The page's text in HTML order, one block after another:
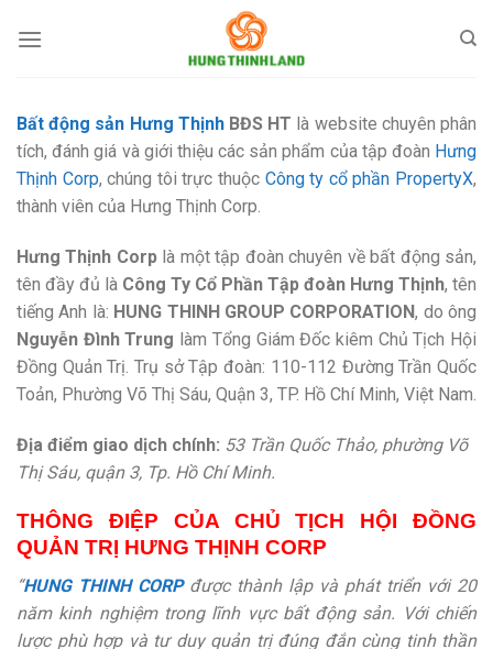
qua
Bất động sản Hưng ThịnhBĐS HT là website chuyên phân
tích, đánh giá và giới thiệu các sản phẩm của tập đoàn Hưng
Thịnh Corp, chúng tôi trực thuộc Công ty cổ phần PropertyX,
thành viên của Hưng Thịnh Corp.
Hưng Thịnh Corplà một tập đoàn chuyên về bất động sản,
tên đầy đủ là Công Ty Cổ Phần Tập đoàn Hưng Thịnh, tên
tiếng Anh là: HUNG THINH GROUP CORPORATION, do ông
Nguyễn Đình Trung làm Tổng Giám Đốc kiêm Chủ Tịch Hội
Đồng Quản Trị. Trụ sở Tập đoàn: 110-112 Đường Trần Quốc
Toản, Phường Võ Thị Sáu, Quận 3, TP. Hồ Chí Minh, Việt Nam.
Địa điểm giao dịch chính: 53 Trần Quốc Thảo, phường Võ
Thị Sáu, quận 3, Tp. Hồ Chí Minh.
THÔNG ĐIỆP CỦA CHỦ TỊCH HỘI ĐỒNG
QUẢN TRỊ HƯNG THỊNH CORP
“HUNG THINH CORPđược thành lập và phát triển với 20
năm kinh nghiệm trong lĩnh vực bất động sản. Với chiến
lược phù hợp và tư duy quản trị đúng đắn cùng tinh thần